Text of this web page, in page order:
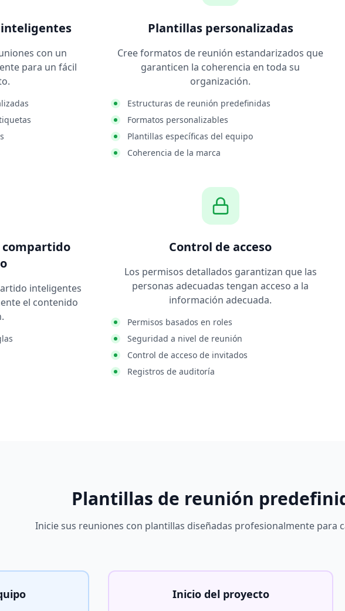
con un
para un fácil
Plantillas personalizadas
Cree formatos de reunión estandarizados que
garanticen la coherencia en toda su
organización.
Estructuras de reunión predefinidas
Formatos personalizables
Plantillas específicas del equipo
Coherencia de la marca
compartido
inteligentes
el contenido
Control de acceso
Los permisos detallados garantizan que las
personas adecuadas tengan acceso a la
información adecuada.
Permisos basados en roles
Seguridad a nivel de reunión
Control de acceso de invitados
Registros de auditoría
Plantillas de reunión
Inicie sus reuniones con plantillas diseñadas profesionalmente para
Inicio del proyecto